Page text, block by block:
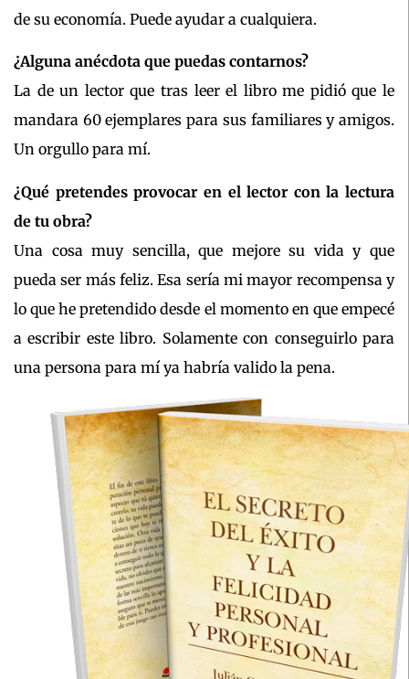
de su economía. Puede ayudar a cualquiera.
¿Alguna anécdota que puedas contarnos?
La de un lector que tras leer el libro me pidió que le
mandara 60 ejemplares para sus familiares y amigos.
Un orgullo para mí.
¿Qué pretendes provocar en el lector con la lectura
de tu obra?
Una cosa muy sencilla, que mejore su vida y que
pueda ser más feliz. Esa sería mi mayor recompensa y
lo que he pretendido desde el momento en que empecé
a escribir este libro. Solamente con conseguirlo para
una persona para mí ya habría valido la pena.